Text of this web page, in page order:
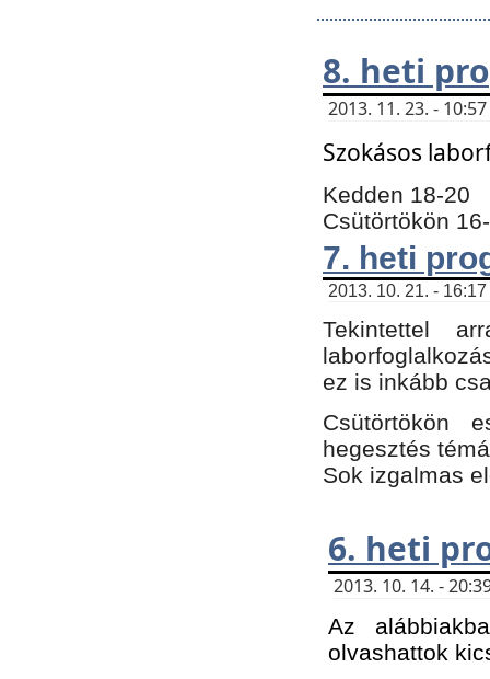
8. heti
2013. 11. 23. -
Szokásos
Kedden 18-20
Csütörtökön
7. heti
2013. 10. 21. -
Tekintettel
ez is inkább
Csütörtökön
hegesztés
Sok izgalmas
6. heti
2013. 10. 14. -
Az
olvashattok